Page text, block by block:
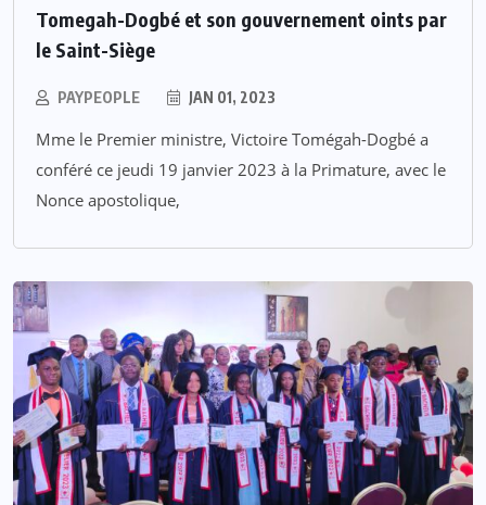
Tomegah-Dogbé et son gouvernement oints par
le Saint-Siège
PAYPEOPLE JAN 01, 2023
Mme le Premier ministre, Victoire Tomégah-Dogbé a
conféré ce jeudi 19 janvier 2023 à la Primature, avec le
Nonce apostolique,